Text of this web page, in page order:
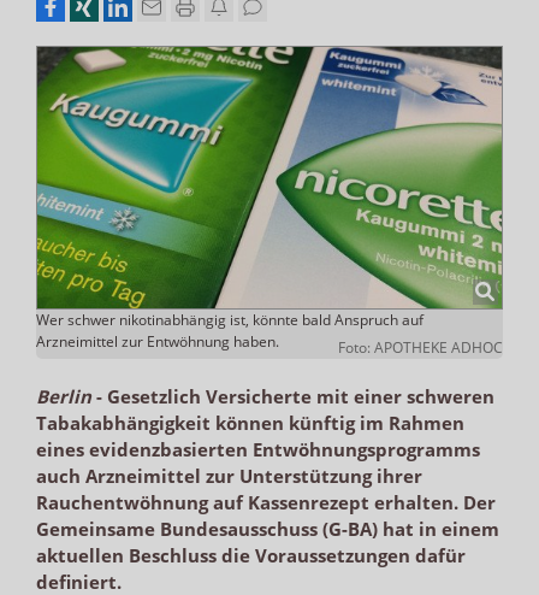
Wer schwer nikotinabhängig ist, könnte bald Anspruch auf
Arzneimittel zur Entwöhnung haben.
Foto: APOTHEKE ADHOC
Berlin- Gesetzlich Versicherte mit einer schweren
Tabakabhängigkeit können künftig im Rahmen
eines evidenzbasierten Entwöhnungsprogramms
auch Arzneimittel zur Unterstützung ihrer
Rauchentwöhnung auf Kassenrezept erhalten. Der
Gemeinsame Bundesausschuss (G-BA) hat in einem
aktuellen Beschluss die Voraussetzungen dafür
definiert.